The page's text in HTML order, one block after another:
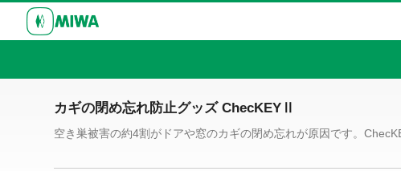
カギの閉め忘れ防止グッズ ChecKEYⅡ
空き巣被害の約4割がドアや窓のカギの閉め忘れが原因です。